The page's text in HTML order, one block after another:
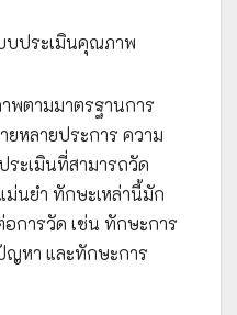
บประเมินคุณภาพ
ตามมาตรฐานการ
หลายประการ ความ
ะเมินที่สามารถวัด
นยำ ทักษะเหล่านี้มัก
การวัด เช่น ทักษะการ
ญหา และทักษะการ